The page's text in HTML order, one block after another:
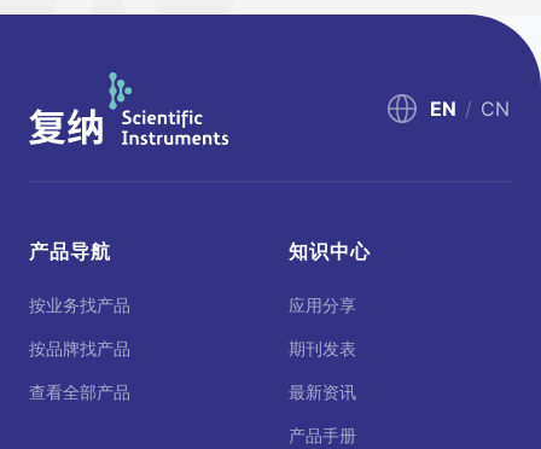
EN / CN
产品导航
按业务找产品
按品牌找产品
查看全部产品
知识中心
应用分享
期刊发表
最新资讯
产品手册